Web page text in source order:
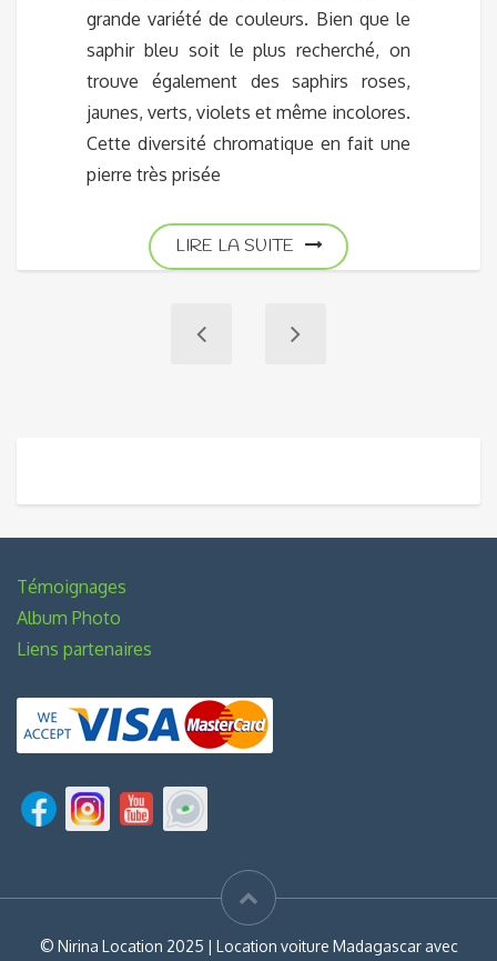
grande variété de couleurs. Bien que le
saphir bleu soit le plus recherché, on
trouve également des saphirs roses,
jaunes, verts, violets et même incolores.
Cette diversité chromatique en fait une
pierre très prisée
LIRE LA SUITE
Témoignages
Album Photo
Liens partenaires
© Nirina Location 2025 | Location voiture Madagascar avec